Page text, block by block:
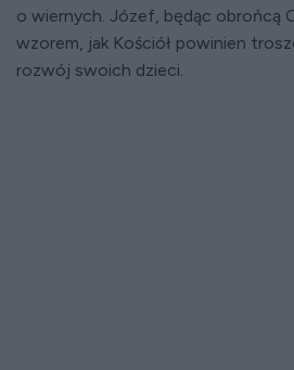
o wiernych. Józef, będąc obrońcą
wzorem, jak Kościół powinien
rozwój swoich dzieci.